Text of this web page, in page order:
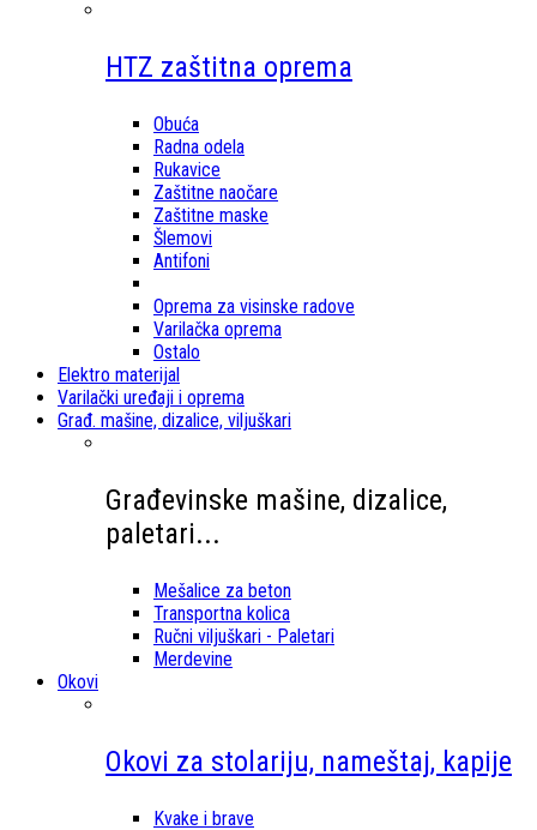
HTZ zaštitna oprema
Obuća
Radna odela
Rukavice
Zaštitne naočare
Zaštitne maske
Šlemovi
Antifoni
Oprema za visinske radove
Varilačka oprema
Ostalo
Elektro materijal
Varilački uređaji i oprema
Građ. mašine, dizalice, viljuškari
Građevinske mašine, dizalice,
paletari...
Mešalice za beton
Transportna kolica
Ručni viljuškari - Paletari
Merdevine
Okovi
Okovi za stolariju, nameštaj, kapije
Kvake i brave